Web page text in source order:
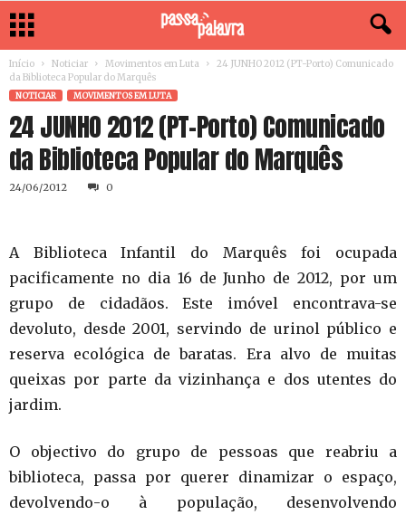
Início Noticiar Movimentos em Luta
24 JUNHO 2012 (PT-Porto)‏ Comunicado
da Biblioteca Popular do Marquês
NOTICIAR MOVIMENTOS EM LUTA
24 JUNHO 2012 (PT-Porto)‏ Comunicado
da Biblioteca Popular do Marquês
24/06/2012 0
A Biblioteca Infantil do Marquês foi ocupada
pacificamente no dia 16 de Junho de 2012, por um
grupo de cidadãos. Este imóvel encontrava-se
devoluto, desde 2001, servindo de urinol público e
reserva ecológica de baratas. Era alvo de muitas
queixas por parte da vizinhança e dos utentes do
jardim.
O objectivo do grupo de pessoas que reabriu a
biblioteca, passa por querer dinamizar o espaço,
devolvendo-o à população, desenvolvendo